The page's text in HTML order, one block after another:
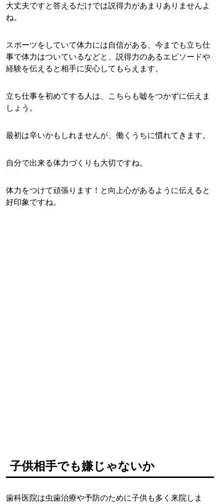
大丈夫ですと答えるだけでは説得力があまりありませんよ
ね。
スポーツをしていて体力には自信がある、今までも立ち仕
事で体力はついているなどと、説得力のあるエピソードや
経験を伝えると相手に安心してもらえます。
立ち仕事を初めてする人は、こちらも嘘をつかずに伝えま
しょう。
最初は辛いかもしれませんが、働くうちに慣れてきます。
自分で出来る体力づくりも大切ですね。
体力をつけて頑張ります！と向上心があるように伝えると
好印象ですね。
子供相手でも嫌じゃないか
歯科医院は虫歯治療や予防のために子供も多く来院しま